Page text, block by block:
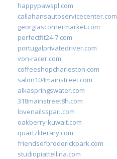
happypawspl.com
callahansautoservicecenter.com
georgiascornermarket.com
perfectfit24-7.com
portugalprivatedriver.com
von-racer.com
coffeeshopcharleston.com
salon104mainstreet.com
alkaspringswater.com
318mainstreet8h.com
lovenailsspari.com
oakberry-kuwait.com
quartzliterary.com
friendsofbroderickpark.com
studiopiattellina.com